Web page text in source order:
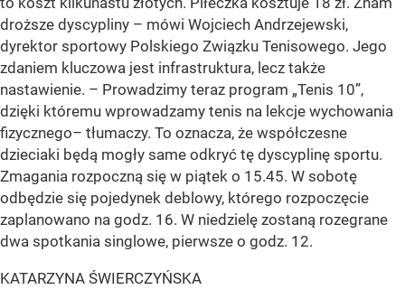
droższe dyscypliny – mówi Wojciech Andrzejewski,
dyrektor sportowy Polskiego Związku Tenisowego. Jego
zdaniem kluczowa jest infrastruktura, lecz także
nastawienie. – Prowadzimy teraz program „Tenis 10”,
dzięki któremu wprowadzamy tenis na lekcje wychowania
fizycznego– tłumaczy. To oznacza, że współczesne
dzieciaki będą mogły same odkryć tę dyscyplinę sportu.
Zmagania rozpoczną się w piątek o 15.45. W sobotę
odbędzie się pojedynek deblowy, którego rozpoczęcie
zaplanowano na godz. 16. W niedzielę zostaną rozegrane
dwa spotkania singlowe, pierwsze o godz. 12.
KATARZYNA ŚWIERCZYŃSKA